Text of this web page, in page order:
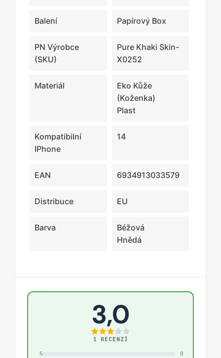
Balení Papírový Box
PN Výrobce
(SKU)
Pure Khaki Skin-
X0252
Materiál
Eko Kůže
(koženka)
Plast
Kompatibilní
IPhone
14
EAN 6934913033579
Distribuce EU
Barva
Béžová
Hnědá
3,0
1 RECENZÍ
5
0